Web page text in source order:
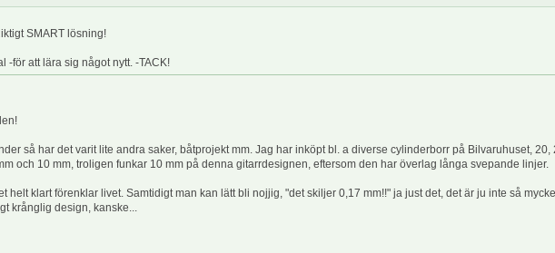
SMART lösning!
-för att lära sig något nytt. -TACK!
så har det varit lite andra saker, båtprojekt mm. Jag har inköpt bl. a diverse cylinderborr på Bilvaruhuset,
och 10 mm, troligen funkar 10 mm på denna gitarrdesignen, eftersom den har överlag långa svepande linjer.
helt klart förenklar livet. Samtidigt man kan lätt bli nojjig, "det skiljer 0,17 mm!!" ja just det, det är ju inte så
krånglig design, kanske...